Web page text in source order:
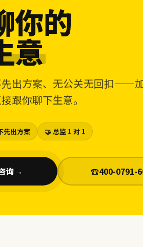
你的
意
出方案、无公关无回扣——
跟你聊下生意。
先出方案 🤝 总监 1 对 1
询→ ☎400-0791-